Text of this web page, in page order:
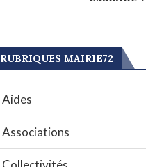
RUBRIQUES MAIRIE72
Aides
Associations